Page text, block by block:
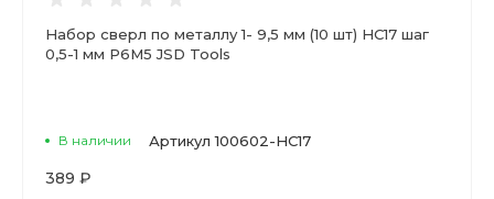
Набор сверл по металлу 1- 9,5 мм (10 шт) НС17 шаг
0,5-1 мм Р6М5 JSD Tools
В наличии Артикул 100602-НС17
389 ₽